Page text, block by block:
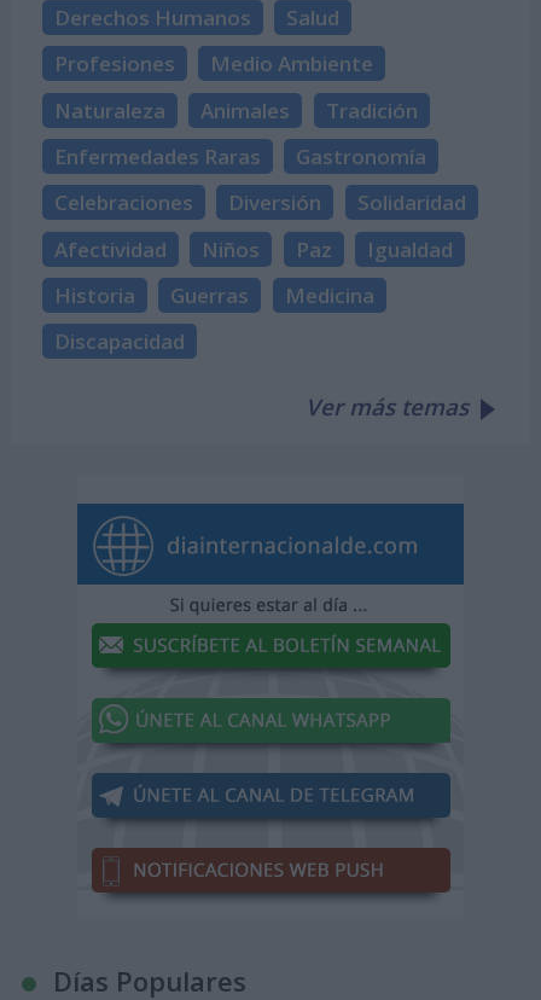
Derechos Humanos
Salud
Profesiones
Medio Ambiente
Naturaleza
Animales
Tradición
Enfermedades Raras
Gastronomía
Celebraciones
Diversión
Solidaridad
Afectividad
Niños Paz
Igualdad
Historia
Guerras
Medicina
Discapacidad
Ver más temas
Días Populares